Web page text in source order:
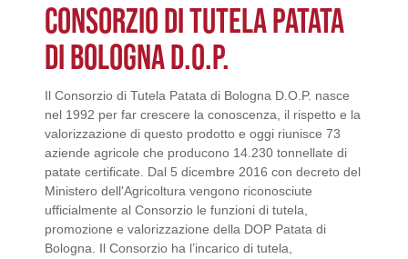
CONSORZIO DI TUTELA PATATA
DI BOLOGNA D.O.P.
Il Consorzio di Tutela Patata di Bologna D.O.P. nasce
nel 1992 per far crescere la conoscenza, il rispetto e la
valorizzazione di questo prodotto e oggi riunisce 73
aziende agricole che producono 14.230 tonnellate di
patate certificate. Dal 5 dicembre 2016 con decreto del
Ministero dell'Agricoltura vengono riconosciute
ufficialmente al Consorzio le funzioni di tutela,
promozione e valorizzazione della DOP Patata di
Bologna. Il Consorzio ha l’incarico di tutela,